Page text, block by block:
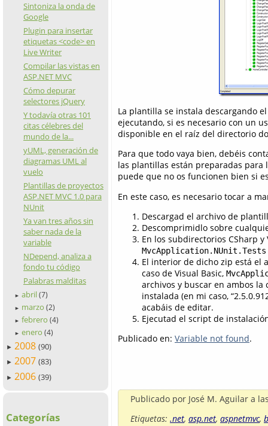
Sintoniza la onda de
Google
Plugin para insertar
etiquetas <code> en
Live Writer
Compilar las vistas en
ASP.NET MVC
Cómo depurar
selectores jQuery
Y todavía otras 101
citas célebres del
mundo de la...
yUML, generación de
diagramas UML al
vuelo
Plantillas de proyectos
ASP.NET MVC 1.0 para
NUnit
Ya van tres años sin
saber nada de la
variable
NDepend, analiza a
fondo tu código
Palabras malditas
► abril (7)
► marzo (2)
► febrero (4)
► enero (4)
► 2008 (90)
► 2007 (83)
► 2006 (39)
Categorías
La plantilla se instala descargando
ejecutando, si es necesario con un
disponible en el raíz del directorio
Para que todo vaya bien, debéis
las plantillas están preparadas para
puede que no os funcionen bien si
En este caso, es necesario tocar a
Descargad el archivo de
Descomprimidlo sobre
En los subdirectorios CSharp
El interior de dicho zip está el
caso de Visual Basic,
archivos y buscar en ambos la
instalada (en mi caso,
acabáis de editar.
Ejecutad el script de
Publicado en: Variable not found.
Publicado por José M. Aguilar a
Etiquetas: .net, asp.net, aspnetmvc,